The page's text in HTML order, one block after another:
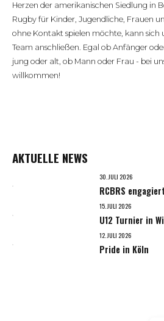
Herzen der amerikanischen Siedlung in
Rugby für Kinder, Jugendliche, Frauen
ohne Kontakt spielen möchte, kann sich
Team anschließen. Egal ob Anfänger
jung oder alt, ob Mann oder Frau - bei
willkommen!
AKTUELLE NEWS
30. JULI 2026
RCBRS
15. JULI 2026
U12 Turnier in
12. JULI 2026
Pride in Köln